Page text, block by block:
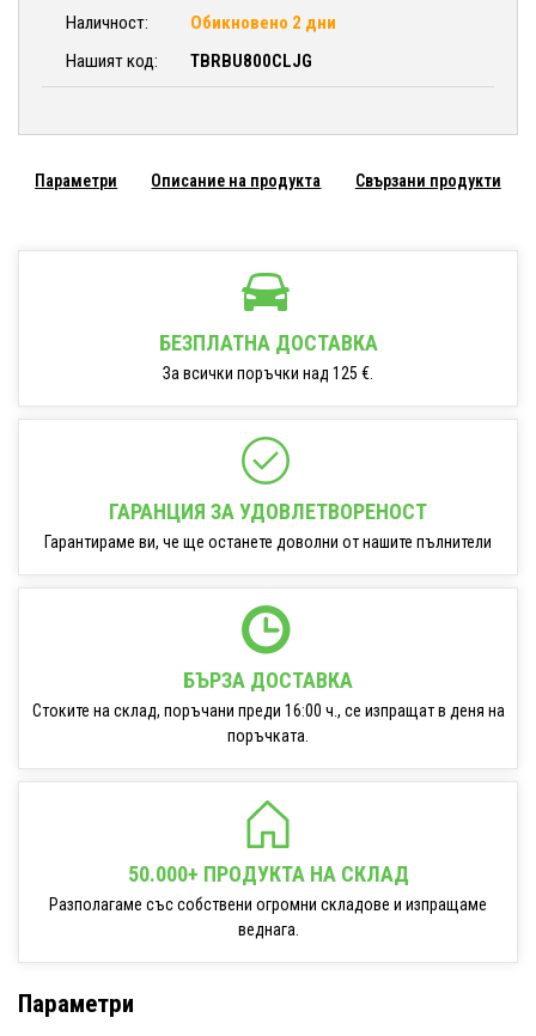
Наличност:
Обикновено 2 дни
Нашият код:
TBRBU800CLJG
Параметри Описание на продукта Свързани продукти
БЕЗПЛАТНА ДОСТАВКА
За всички поръчки над 125 €.
ГАРАНЦИЯ ЗА УДОВЛЕТВОРЕНОСТ
Гарантираме ви, че ще останете доволни от нашите пълнители
БЪРЗА ДОСТАВКА
Стоките на склад, поръчани преди 16:00 ч., се изпращат в деня на
поръчката.
50.000+ ПРОДУКТА НА СКЛАД
Разполагаме със собствени огромни складове и изпращаме
веднага.
Параметри